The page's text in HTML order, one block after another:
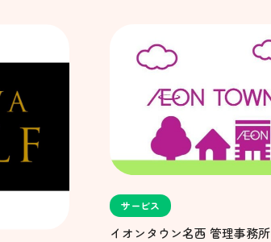
サービス
イオンタウン名西 管理事務所